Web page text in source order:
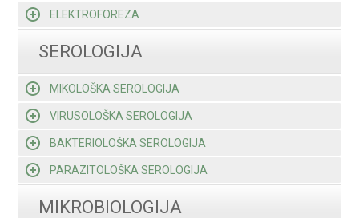
ELEKTROFOREZA
SEROLOGIJA
MIKOLOŠKA SEROLOGIJA
VIRUSOLOŠKA SEROLOGIJA
BAKTERIOLOŠKA SEROLOGIJA
PARAZITOLOŠKA SEROLOGIJA
MIKROBIOLOGIJA